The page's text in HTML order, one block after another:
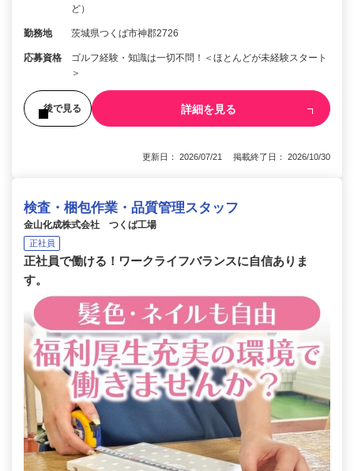
ど）
勤務地 茨城県つくば市神郡2726
応募資格
ゴルフ経験・知識は一切不問！＜ほとんどが未経験スタート
＞
後で見る 詳細を見る
更新日： 2026/07/21 掲載終了日： 2026/10/30
検査・梱包作業・品質管理スタッフ
金山化成株式会社 つくば工場
正社員
正社員で働ける！ワークライフバランスに自信ありま
す。